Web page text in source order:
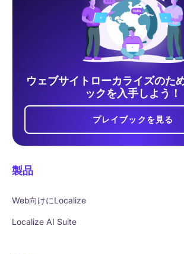
ウェブサイトローカライズのた
ックを入手しよう！
プレイブックを見る
製品
Web向けにLocalize
Localize AI Suite